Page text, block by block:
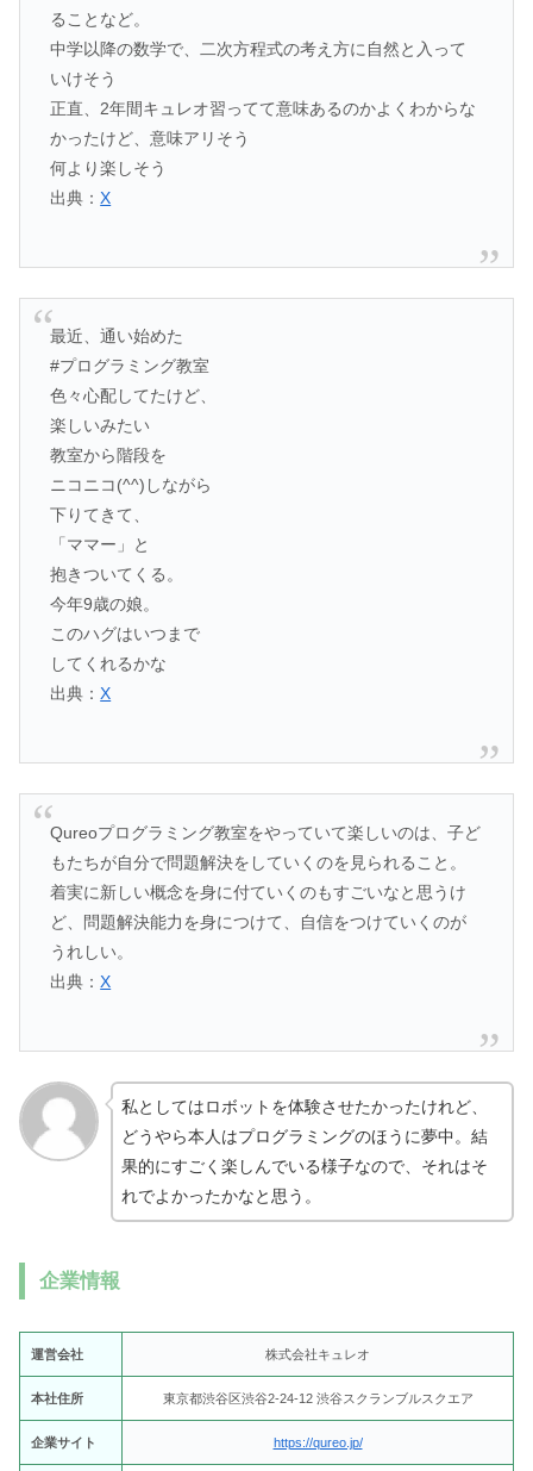
ることなど。
中学以降の数学で、二次方程式の考え方に自然と入って
いけそう
正直、2年間キュレオ習ってて意味あるのかよくわからな
かったけど、意味アリそう
何より楽しそう
出典：X
最近、通い始めた
#プログラミング教室
色々心配してたけど、
楽しいみたい
教室から階段を
ニコニコ(^^)しながら
下りてきて、
「ママー」と
抱きついてくる。
今年9歳の娘。
このハグはいつまで
してくれるかな
出典：X
Qureoプログラミング教室をやっていて楽しいのは、子ど
もたちが自分で問題解決をしていくのを見られること。
着実に新しい概念を身に付ていくのもすごいなと思うけ
ど、問題解決能力を身につけて、自信をつけていくのが
うれしい。
出典：X
私としてはロボットを体験させたかったけれど、
どうやら本人はプログラミングのほうに夢中。結
果的にすごく楽しんでいる様子なので、それはそ
れでよかったかなと思う。
企業情報
運営会社 株式会社キュレオ
本社住所 東京都渋谷区渋谷2-24-12 渋谷スクランブルスクエア
企業サイト https://qureo.jp/